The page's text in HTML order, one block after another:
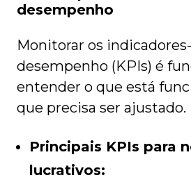
desempenho
Monitorar os
desempenho (KPIs) é
entender o que está
que precisa ser ajustado.
Principais KPIs para
lucrativos: